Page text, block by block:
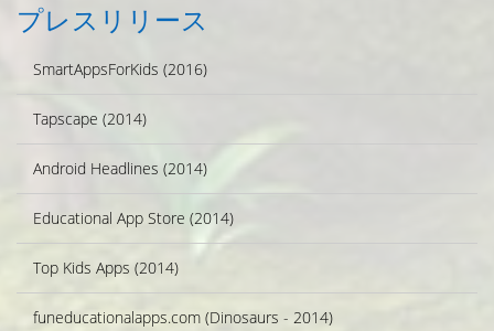
プレスリリース
SmartAppsForKids (2016)
Tapscape (2014)
Android Headlines (2014)
Educational App Store (2014)
Top Kids Apps (2014)
funeducationalapps.com (Dinosaurs - 2014)